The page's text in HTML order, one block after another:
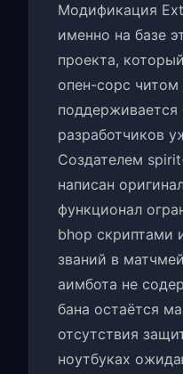
Модификация
именно на базе
проекта,
опен-сорс читом
разработчиков
Создателем
написан
функционал
bhop скриптами
званий в
аимбота не
бана остаётся
отсутствия
ноутбуках